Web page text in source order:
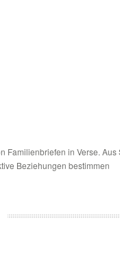
Familienbriefen in Verse.
Beziehungen bestimmen